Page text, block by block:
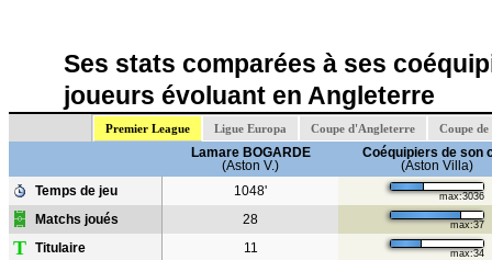
Ses stats comparées à ses
joueurs évoluant en Angleterre
Premier League Ligue Europa Coupe d'Angleterre Coupe
Lamare BOGARDE
(Aston V.)
Coéquipiers de son
(Aston Villa)
Temps de jeu
1048' max:3036
Matchs joués 28 max:37
T Titulaire 11 max:34